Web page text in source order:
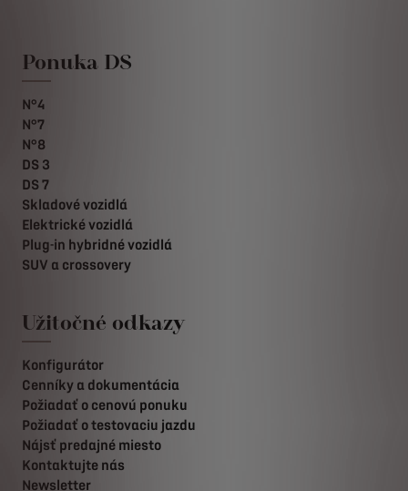
Ponuka DS
N°4
N°7
N°8
DS 3
DS 7
Skladové vozidlá
Elektrické vozidlá
Plug-in hybridné vozidlá
SUV a crossovery
Užitočné odkazy
Konfigurátor
Cenníky a dokumentácia
Požiadať o cenovú ponuku
Požiadať o testovaciu jazdu
Nájsť predajné miesto
Kontaktujte nás
Newsletter